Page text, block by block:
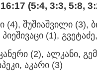
(5:4, 3:3, 5:8,
შუშიაშვილი (3),
(1),
(2), ალკანი,
აკარი (3)